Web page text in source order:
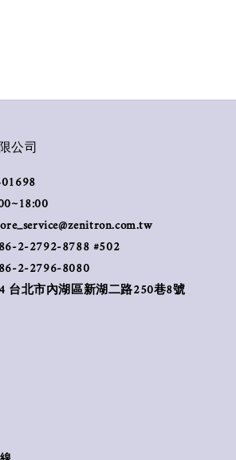
公司
2-2792-8788 #502
2-2796-8080
台北市內湖區新湖二路250巷8號